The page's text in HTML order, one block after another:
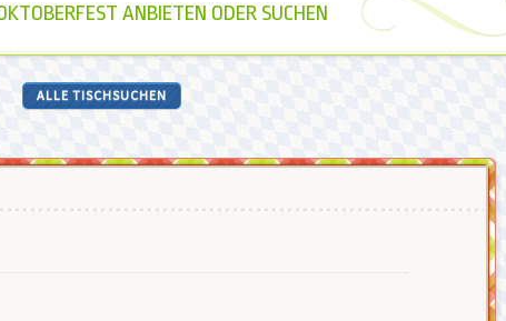
ANBIETEN ODER SUCHEN
ALLE TISCHSUCHEN